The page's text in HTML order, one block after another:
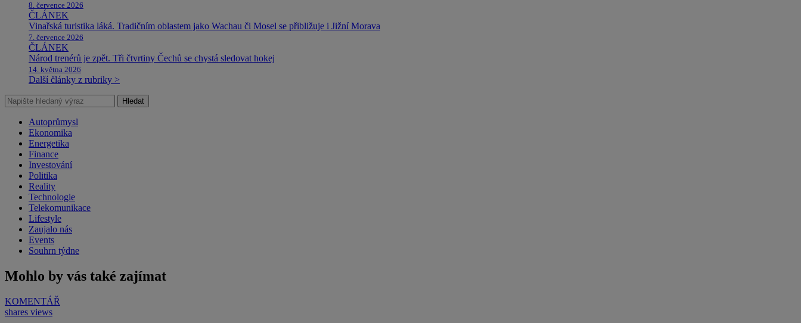
8. července 2026
ČLÁNEK
Vinařská turistika láká. Tradičním oblastem jako Wachau či Mosel se přibližuje i Jižní Morava
7. července 2026
ČLÁNEK
Národ trenérů je zpět. Tři čtvrtiny Čechů se chystá sledovat hokej
14. května 2026
Další články z rubriky >
Hledat
Autoprůmysl
Ekonomika
Energetika
Finance
Investování
Politika
Reality
Technologie
Telekomunikace
Lifestyle
Zaujalo nás
Events
Souhrn týdne
Mohlo by vás také zajímat
KOMENTÁŘ
shares views